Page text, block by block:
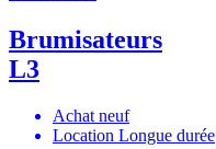
Brumisateurs
L3
Achat neuf
Location Longue durée